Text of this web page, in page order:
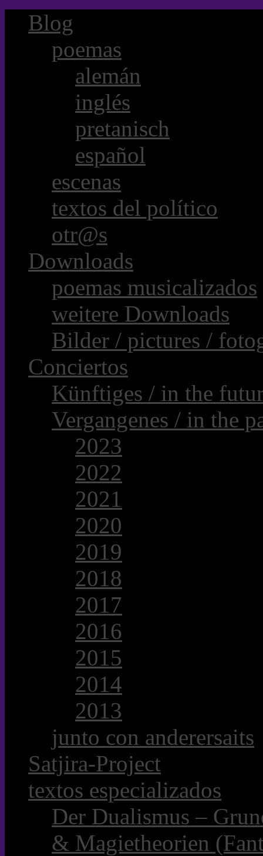
Blog
poemas
alemán
inglés
pretanisch
español
escenas
textos del político
otr@s
Downloads
poemas musicalizados
weitere Downloads
Bilder / pictures /
Conciertos
Künftiges / in the
Vergangenes / in the
2023
2022
2021
2020
2019
2018
2017
2016
2015
2014
2013
junto con anderersaits
Satjira-Project
textos especializados
Der Dualismus –
& Magietheorien